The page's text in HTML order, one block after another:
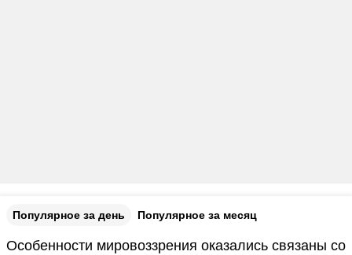
Популярное за день Популярное за месяц
Особенности мировоззрения оказались связаны со